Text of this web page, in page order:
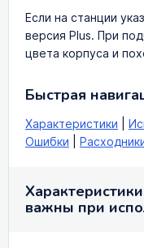
Если на станции
версия Plus. При
цвета корпуса и
Быстрая
Характеристики
Ошибки
важны при